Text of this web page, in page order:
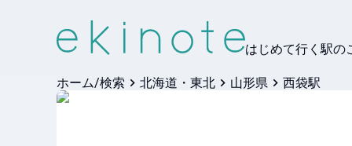
はじめて行く駅の
ホーム/検索 北海道・東北 山形県 西袋駅